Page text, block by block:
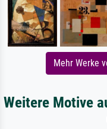
Mehr Werke
Weitere Motive